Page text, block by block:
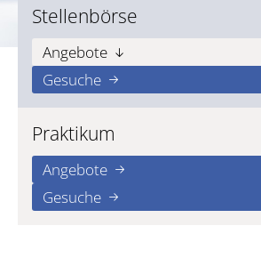
Stellenbörse
Angebote
Gesuche
Praktikum
Angebote
Gesuche